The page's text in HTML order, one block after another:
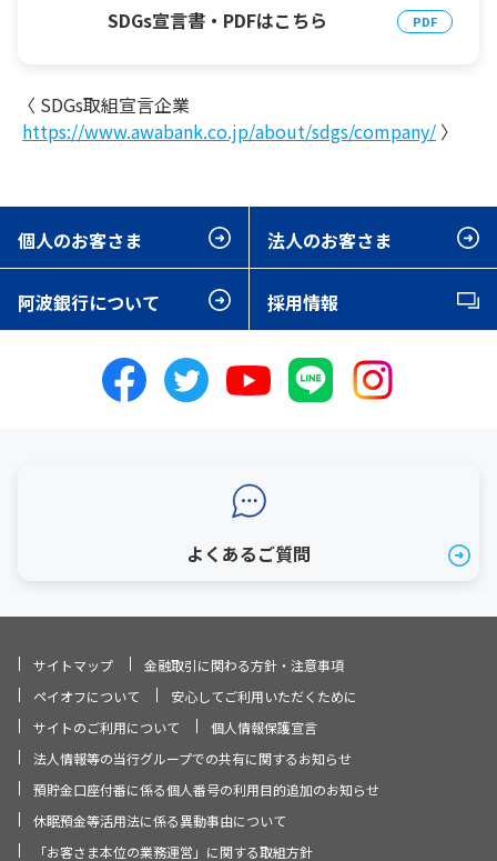
SDGs宣言書・PDFはこちら
〈 SDGs取組宣言企業
https://www.awabank.co.jp/about/sdgs/company/ 〉
個人のお客さま 法人のお客さま
阿波銀行について 採用情報
よくあるご質問
サイトマップ
金融取引に関わる方針・注意事項
ペイオフについて
安心してご利用いただくために
サイトのご利用について
個人情報保護宣言
法人情報等の当行グループでの共有に関するお知らせ
預貯金口座付番に係る個人番号の利用目的追加のお知らせ
休眠預金等活用法に係る異動事由について
「お客さま本位の業務運営」に関する取組方針